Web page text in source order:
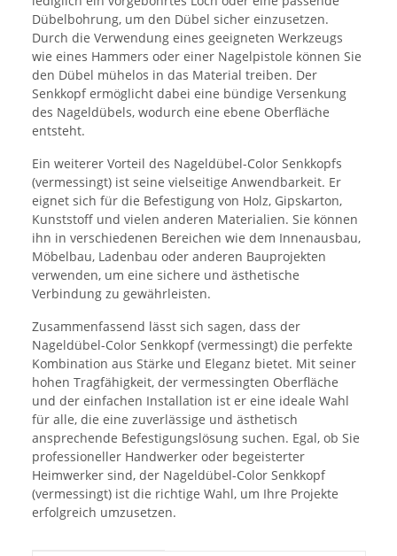
Dübelbohrung, um den Dübel sicher einzusetzen.
Durch die Verwendung eines geeigneten Werkzeugs
wie eines Hammers oder einer Nagelpistole können Sie
den Dübel mühelos in das Material treiben. Der
Senkkopf ermöglicht dabei eine bündige Versenkung
des Nageldübels, wodurch eine ebene Oberfläche
entsteht.
Ein weiterer Vorteil des Nageldübel-Color Senkkopfs
(vermessingt) ist seine vielseitige Anwendbarkeit. Er
eignet sich für die Befestigung von Holz, Gipskarton,
Kunststoff und vielen anderen Materialien. Sie können
ihn in verschiedenen Bereichen wie dem Innenausbau,
Möbelbau, Ladenbau oder anderen Bauprojekten
verwenden, um eine sichere und ästhetische
Verbindung zu gewährleisten.
Zusammenfassend lässt sich sagen, dass der
Nageldübel-Color Senkkopf (vermessingt) die perfekte
Kombination aus Stärke und Eleganz bietet. Mit seiner
hohen Tragfähigkeit, der vermessingten Oberfläche
und der einfachen Installation ist er eine ideale Wahl
für alle, die eine zuverlässige und ästhetisch
ansprechende Befestigungslösung suchen. Egal, ob Sie
professioneller Handwerker oder begeisterter
Heimwerker sind, der Nageldübel-Color Senkkopf
(vermessingt) ist die richtige Wahl, um Ihre Projekte
erfolgreich umzusetzen.